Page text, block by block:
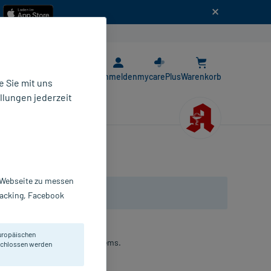
AnmeldenmycarePlusWarenkorb
des Rhythmischen Systems.
Sie mit uns
jederzeit
zu messen
Facebook
werden